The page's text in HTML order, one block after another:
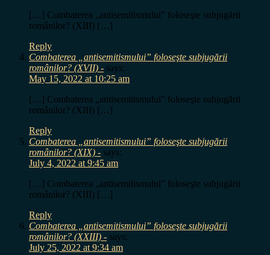
[…] Combaterea „antisemitismului” foloseşte subjugării
românilor? (XIII) […]
Reply
Combaterea „antisemitismului” foloseşte subjugării
românilor? (XVII) - says:
May 15, 2022 at 10:25 am
[…] Combaterea „antisemitismului” foloseşte subjugării
românilor? (XIII) […]
Reply
Combaterea „antisemitismului” foloseşte subjugării
românilor? (XIX) - says:
July 4, 2022 at 9:45 am
[…] Combaterea „antisemitismului” foloseşte subjugării
românilor? (XIII) […]
Reply
Combaterea „antisemitismului” foloseşte subjugării
românilor? (XXIII) - says:
July 25, 2022 at 9:34 am